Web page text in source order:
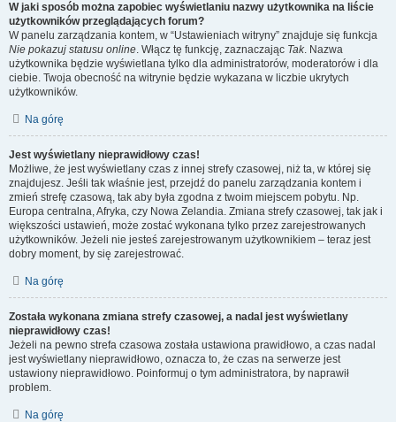
W jaki sposób można zapobiec wyświetlaniu nazwy użytkownika na liście
użytkowników przeglądających forum?
W panelu zarządzania kontem, w “Ustawieniach witryny” znajduje się funkcja
Nie pokazuj statusu online. Włącz tę funkcję, zaznaczając Tak. Nazwa
użytkownika będzie wyświetlana tylko dla administratorów, moderatorów i dla
ciebie. Twoja obecność na witrynie będzie wykazana w liczbie ukrytych
użytkowników.
Na górę
Jest wyświetlany nieprawidłowy czas!
Możliwe, że jest wyświetlany czas z innej strefy czasowej, niż ta, w której się
znajdujesz. Jeśli tak właśnie jest, przejdź do panelu zarządzania kontem i
zmień strefę czasową, tak aby była zgodna z twoim miejscem pobytu. Np.
Europa centralna, Afryka, czy Nowa Zelandia. Zmiana strefy czasowej, tak jak i
większości ustawień, może zostać wykonana tylko przez zarejestrowanych
użytkowników. Jeżeli nie jesteś zarejestrowanym użytkownikiem – teraz jest
dobry moment, by się zarejestrować.
Na górę
Została wykonana zmiana strefy czasowej, a nadal jest wyświetlany
nieprawidłowy czas!
Jeżeli na pewno strefa czasowa została ustawiona prawidłowo, a czas nadal
jest wyświetlany nieprawidłowo, oznacza to, że czas na serwerze jest
ustawiony nieprawidłowo. Poinformuj o tym administratora, by naprawił
problem.
Na górę